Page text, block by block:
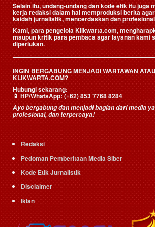
Selain itu, undang-undang dan kode etik itu juga
kerja redaksi dalam hal memproduksi berita
kaidah jurnalistik, mencerdaskan dan
Kami, para pengelola Klikwarta.com,
maupun kritik para pembaca agar layanan kami
diperlukan.
INGIN BERGABUNG MENJADI WARTAWAN
KLIKWARTA.COM?
Hubungi sekarang:
📱HP/WhatsApp:(+62) 853 7768 8284
Ayo bergabung dan menjadi bagian dari media
profesional, dan terpercaya!
Redaksi
Pedoman Pemberitaan Media Siber
Kode Etik Jurnalistik
Disclaimer
Iklan